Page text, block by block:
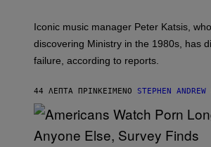
C
R
O
S
K
M
O
R
I
Iconic music manager Peter Katsis,
discovering Ministry in the 1980s, has
failure, according to reports.
44 ΛΕΠΤΆ ΠΡΙΝ ΚΕΊΜΕΝΟ STEPHEN